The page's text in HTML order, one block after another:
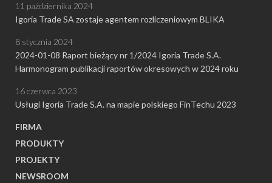
Igoria Trade SA zostaje agentem rozliczeniowym BLIKA
11 października 2024
2024-01-08 Raport bieżący nr 1/2024 Igoria Trade S.A.
Harmonogram publikacji raportów okresowych w 2024 roku
8 stycznia 2024
Usługi Igoria Trade S.A. na mapie polskiego FinTechu 2023
16 czerwca 2023
FIRMA
PRODUKTY
PROJEKTY
NEWSROOM